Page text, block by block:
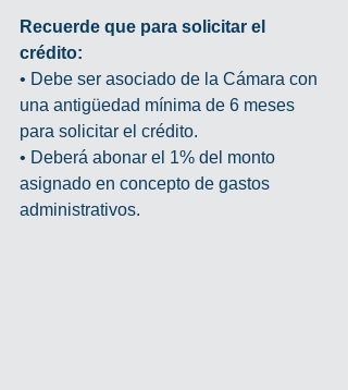
Recuerde que para solicitar el
crédito:
• Debe ser asociado de la Cámara con
una antigüedad mínima de 6 meses
para solicitar el crédito.
• Deberá abonar el 1% del monto
asignado en concepto de gastos
administrativos.